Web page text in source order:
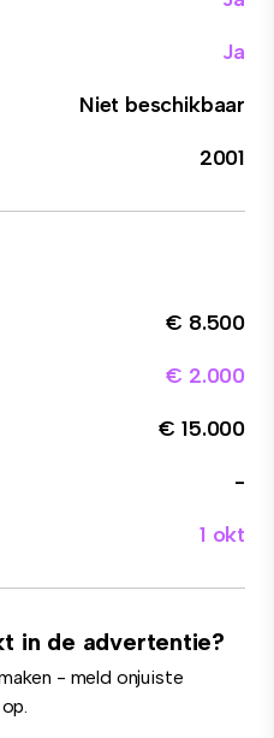
Ja
Niet beschikbaar
2001
€ 8.500
€ 2.000
€ 15.000
-
1 okt
in de advertentie?
- meld onjuiste